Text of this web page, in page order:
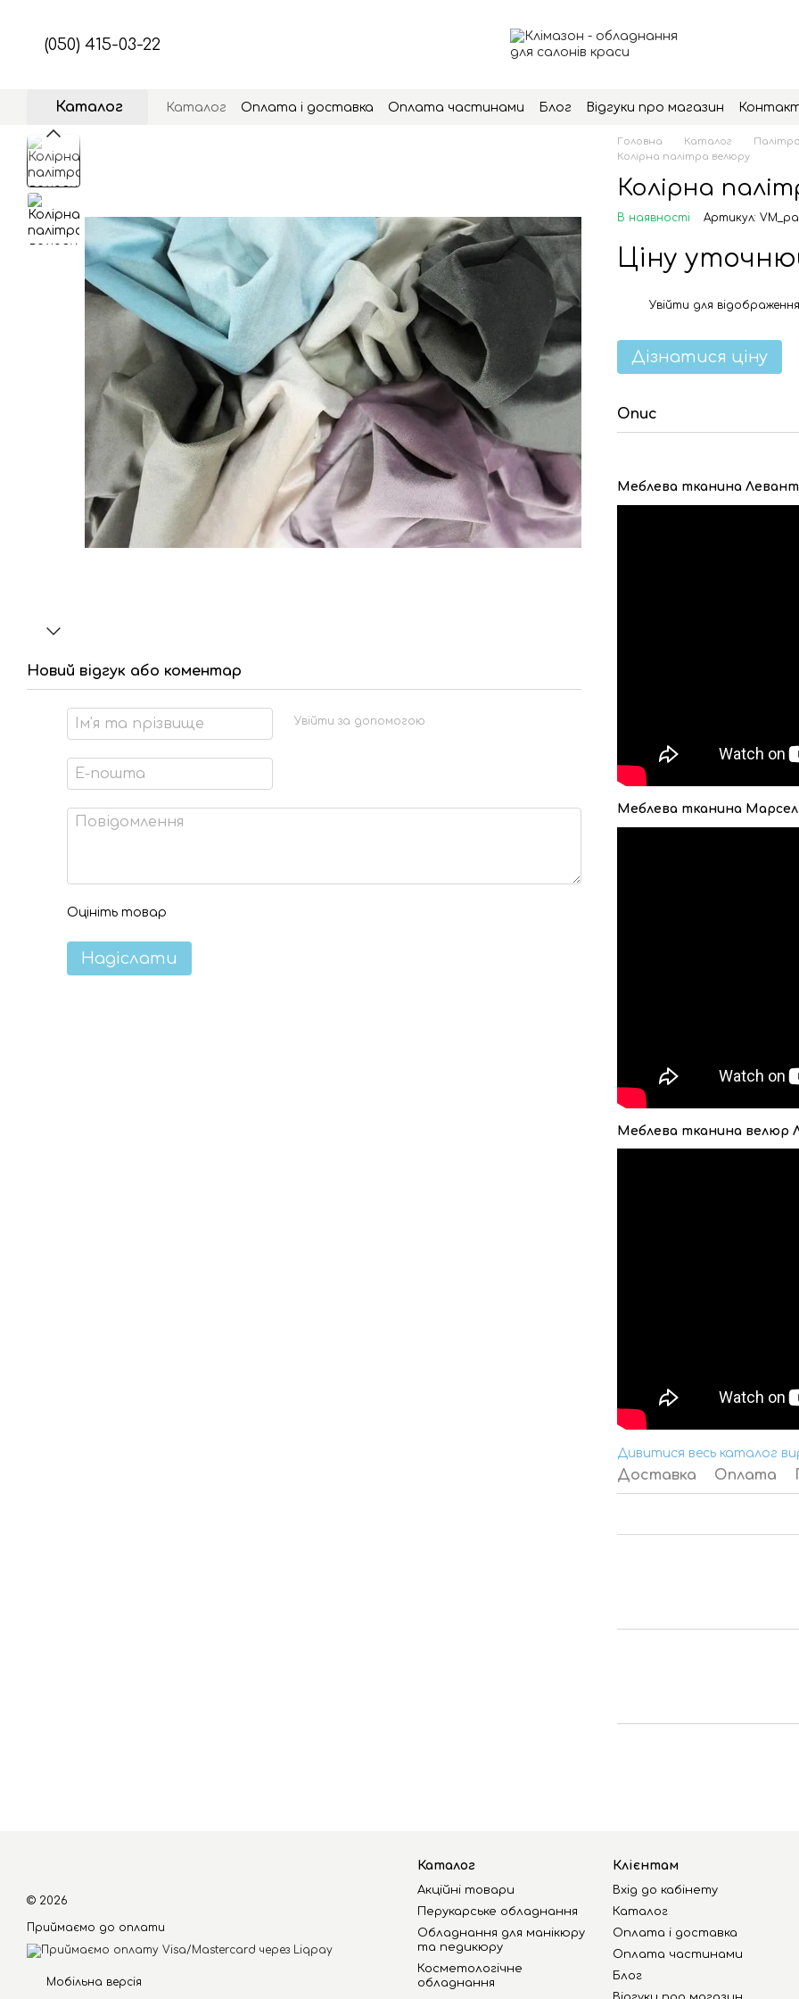
(050) 415-03-22
Каталог Каталог Оплата і доставка Оплата частинами Блог Відгуки про магазин
Новий відгук або коментар
Увійти за допомогою
Оцініть товар
Надіслати
Головна Каталог
Колірна палітра велюру
Колірна
В наявності Артикул:
Ціну
Увійти для
Дізнатися ціну
Опис
Меблева тканина
Меблева тканина
Меблева тканина велюр
Дивитися весь каталог
Доставка Оплата
© 2026
Приймаємо до оплати
Мобільна версія
Каталог
Акційні товари
Перукарське обладнання
Обладнання для манікюру
та педикюру
Косметологічне
обладнання
Клієнтам
Вхід до кабінету
Каталог
Оплата і доставка
Оплата частинами
Блог